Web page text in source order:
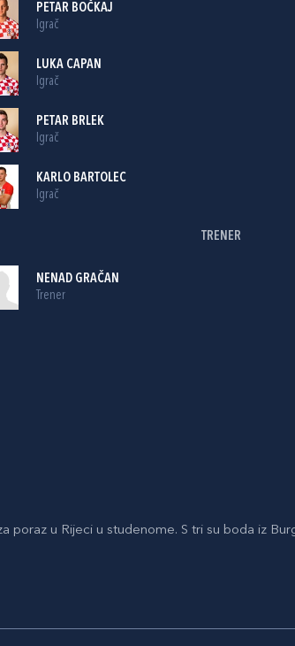
PETAR BOČKAJ
Igrač
LUKA CAPAN
Igrač
PETAR BRLEK
Igrač
KARLO BARTOLEC
Igrač
TRENER
NENAD GRAČAN
Trener
poraz u Rijeci u studenome. S tri su boda iz